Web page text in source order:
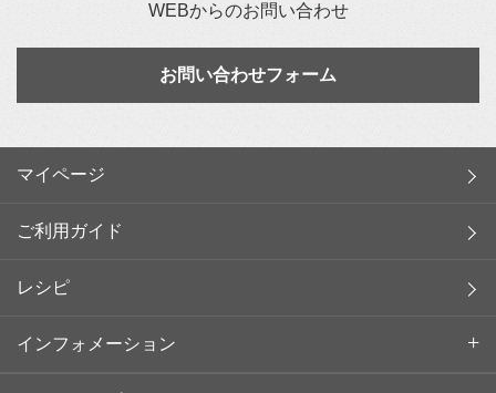
WEBからのお問い合わせ
お問い合わせフォーム
マイページ
ご利用ガイド
レシピ
インフォメーション